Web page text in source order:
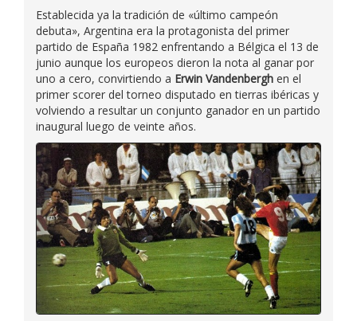
Establecida ya la tradición de «último campeón
debuta», Argentina era la protagonista del primer
partido de España 1982 enfrentando a Bélgica el 13 de
junio aunque los europeos dieron la nota al ganar por
uno a cero, convirtiendo a Erwin Vandenbergh en el
primer scorer del torneo disputado en tierras ibéricas y
volviendo a resultar un conjunto ganador en un partido
inaugural luego de veinte años.